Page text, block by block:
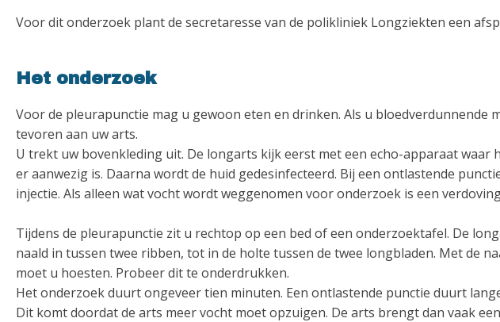
Voor dit onderzoek plant de secretaresse van de polikliniek Longziekten een
Het onderzoek
Voor de pleurapunctie mag u gewoon eten en drinken. Als u bloedverdunnende
tevoren aan uw arts.
U trekt uw bovenkleding uit. De longarts kijk eerst met een echo-apparaat waar
er aanwezig is. Daarna wordt de huid gedesinfecteerd. Bij een ontlastende
injectie. Als alleen wat vocht wordt weggenomen voor onderzoek is een
Tijdens de pleurapunctie zit u rechtop op een bed of een onderzoektafel. De
naald in tussen twee ribben, tot in de holte tussen de twee longbladen. Met de
moet u hoesten. Probeer dit te onderdrukken.
Het onderzoek duurt ongeveer tien minuten. Een ontlastende punctie duurt
Dit komt doordat de arts meer vocht moet opzuigen. De arts brengt dan vaak